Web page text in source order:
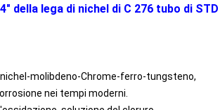
della lega di nichel di C 276 tubo di
molibdeno-Chrome-ferro-tungsteno,
nei tempi moderni.